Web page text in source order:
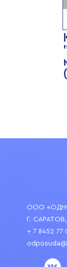
ООО
Г.
+ 7 8452 77